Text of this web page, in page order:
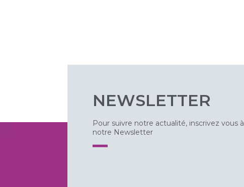
NEWSLETTER
Pour suivre notre actualité, inscrivez vous à
notre Newsletter